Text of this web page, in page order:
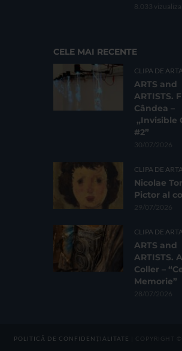
8.033
CELE MAI RECENTE
CLIPA DE ARTA
ARTS and
ARTISTS.
Cândea –
„Invisible
#2”
30/07/2026
CLIPA DE ARTA
Nicolae
Pictor al
29/07/2026
CLIPA DE ARTA
ARTS and
ARTISTS.
Coller –
Memorie”
28/07/2026
POLITICĂ DE CONFIDENȚIALITATE | COPYRIGHT